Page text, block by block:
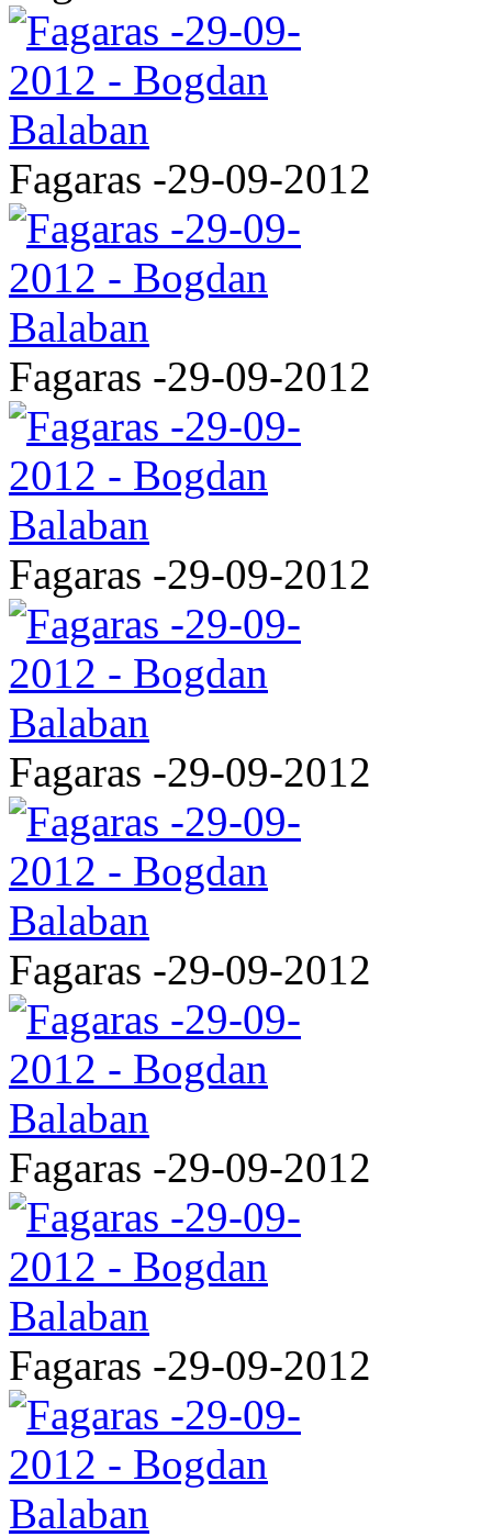
Fagaras -29-09-2012
Fagaras -29-09-2012
Fagaras -29-09-2012
Fagaras -29-09-2012
Fagaras -29-09-2012
Fagaras -29-09-2012
Fagaras -29-09-2012